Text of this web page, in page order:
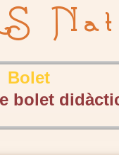
Bolet
educatiu